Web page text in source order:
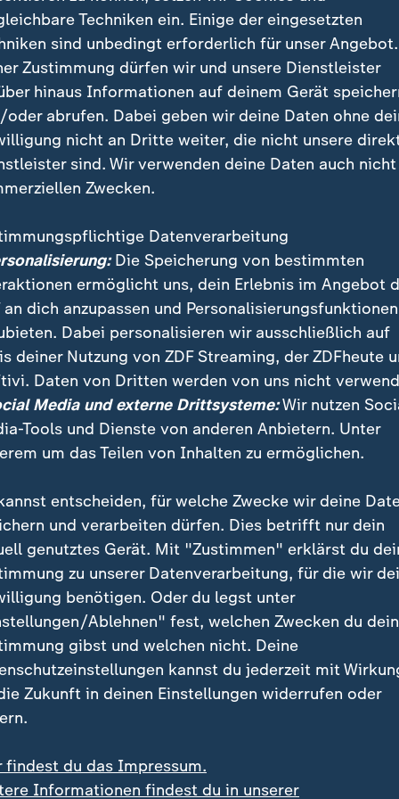
betont:
versucht die Kälte im Inneren
und reagiert mit einer
ein Eis Mund und Hals, langfristig sorgt es aber eher
die Verengung der Gefäße versucht der Körper,
Nachrichten | Panorama
Sommerhitze:
es gefährlich
Vor allem älteren
Kindern machen die
Temperaturen zu
interaktive Story
sich schützen kann.
innen kühlen
die von innen kühlen. Dazu zählen vor allem
oder Koriander. Sie enthalten bestimmte
die eine kühlende Wirkung auf unseren
können die Körpertemperatur senken, indem sie
öffnen, wodurch der Schweiß besser
Techniken ein. Einige der eingesetzten
sind unbedingt erforderlich für unser
Zustimmung dürfen wir und unsere Dienstleister
hinaus Informationen auf deinem Gerät
oder abrufen. Dabei geben wir deine Daten ohne
nicht an Dritte weiter, die nicht unsere
sind. Wir verwenden deine Daten auch nicht
Zwecken.
Datenverarbeitung
Die Speicherung von bestimmten
ermöglicht uns, dein Erlebnis im Angebot
an dich anzupassen und Personalisierungsfunktionen
Dabei personalisieren wir ausschließlich auf
deiner Nutzung von ZDF Streaming, der ZDFheute
Daten von Dritten werden von uns nicht
Media und externe Drittsysteme:Wir nutzen
Tools und Dienste von anderen Anbietern. Unter
um das Teilen von Inhalten zu ermöglichen.
entscheiden, für welche Zwecke wir deine
und verarbeiten dürfen. Dies betrifft nur dein
genutztes Gerät. Mit "Zustimmen" erklärst du
zu unserer Datenverarbeitung, für die wir
benötigen. Oder du legst unter
Ablehnen" fest, welchen Zwecken du
gibst und welchen nicht. Deine
kannst du jederzeit mit
Zukunft in deinen Einstellungen widerrufen oder
findest du das Impressum.
Informationen findest du in unserer